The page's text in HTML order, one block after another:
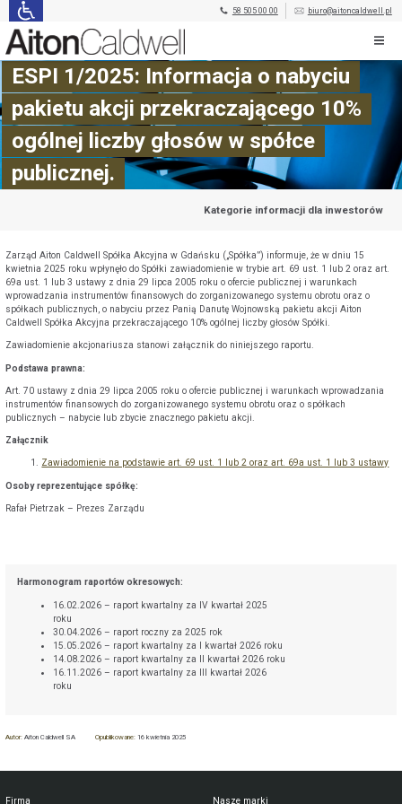
58 505 00 00 biuro@aitoncaldwell.pl
ESPI 1/2025: Informacja o nabyciu
pakietu akcji przekraczającego 10%
ogólnej liczby głosów w spółce
publicznej.
Kategorie informacji dla inwestorów
Zarząd Aiton Caldwell Spółka Akcyjna w Gdańsku („Spółka”) informuje, że w dniu 15
kwietnia 2025 roku wpłynęło do Spółki zawiadomienie w trybie art. 69 ust. 1 lub 2 oraz art.
69a ust. 1 lub 3 ustawy z dnia 29 lipca 2005 roku o ofercie publicznej i warunkach
wprowadzania instrumentów finansowych do zorganizowanego systemu obrotu oraz o
spółkach publicznych, o nabyciu przez Panią Danutę Wojnowską pakietu akcji Aiton
Caldwell Spółka Akcyjna przekraczającego 10% ogólnej liczby głosów Spółki.
Zawiadomienie akcjonariusza stanowi załącznik do niniejszego raportu.
Podstawa prawna:
Art. 70 ustawy z dnia 29 lipca 2005 roku o ofercie publicznej i warunkach wprowadzania
instrumentów finansowych do zorganizowanego systemu obrotu oraz o spółkach
publicznych – nabycie lub zbycie znacznego pakietu akcji.
Załącznik
Zawiadomienie na podstawie art. 69 ust. 1 lub 2 oraz art. 69a ust. 1 lub 3 ustawy
Osoby reprezentujące spółkę:
Rafał Pietrzak – Prezes Zarządu
Harmonogram raportów okresowych:
16.02.2026 – raport kwartalny za IV kwartał 2025
roku
30.04.2026 – raport roczny za 2025 rok
15.05.2026 – raport kwartalny za I kwartał 2026 roku
14.08.2026 – raport kwartalny za II kwartał 2026 roku
16.11.2026 – raport kwartalny za III kwartał 2026
roku
Autor:Aiton Caldwell SA Opublikowane: 16 kwietnia 2025
Firma Nasze marki